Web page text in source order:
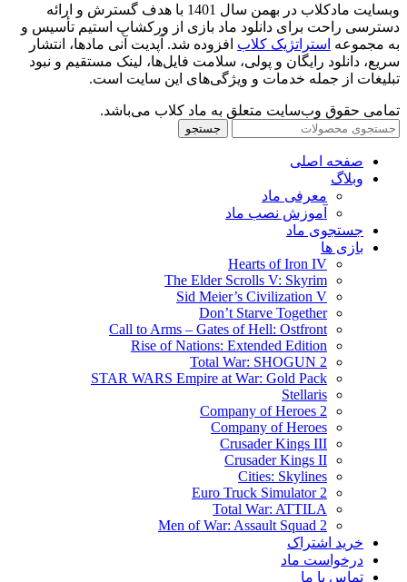
وبسایت مادکلاب در بهمن سال 1401 با هدف گسترش و ارائه
دسترسی راحت برای دانلود ماد بازی از ورکشاپ استیم تأسیس و
به مجموعه استراتژیک کلاب افزوده شد. آپدیت آنی مادها، انتشار
سریع، دانلود رایگان و پولی، سلامت فایل‌ها، لینک مستقیم و نبود
تبلیغات از جمله خدمات و ویژگی‌های این سایت است.
تمامی حقوق وب‌سایت متعلق به ماد کلاب می‌باشد.
جستجو
صفحه اصلی
وبلاگ
معرفی ماد
آموزش نصب ماد
جستجوی ماد
بازی ها
Hearts of Iron IV
The Elder Scrolls V: Skyrim
Sid Meier’s Civilization V
Don’t Starve Together
Call to Arms – Gates of Hell: Ostfront
Rise of Nations: Extended Edition
Total War: SHOGUN 2
STAR WARS Empire at War: Gold Pack
Stellaris
Company of Heroes 2
Company of Heroes
Crusader Kings III
Crusader Kings II
Cities: Skylines
Euro Truck Simulator 2
Total War: ATTILA
Men of War: Assault Squad 2
خرید اشتراک
درخواست ماد
تماس با ما